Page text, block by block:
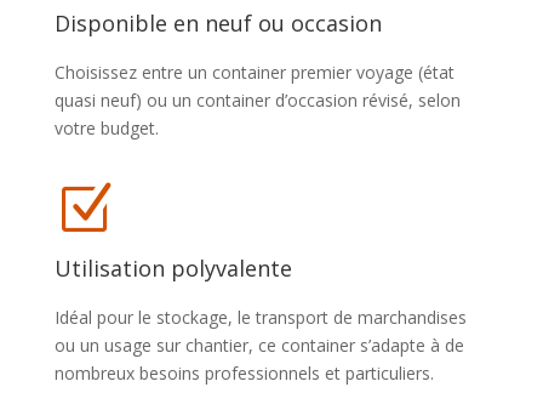
Disponible en neuf ou occasion
Choisissez entre un container premier voyage (état
quasi neuf) ou un container d’occasion révisé, selon
votre budget.
Z
Utilisation polyvalente
Idéal pour le stockage, le transport de marchandises
ou un usage sur chantier, ce container s’adapte à de
nombreux besoins professionnels et particuliers.